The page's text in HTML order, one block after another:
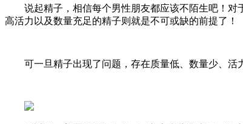
说起精子，相信每个男性朋友都应该不陌生吧！对
高活力以及数量充足的精子则就是不可或缺的前提了！
可一旦精子出现了问题，存在质量低、数量少、活